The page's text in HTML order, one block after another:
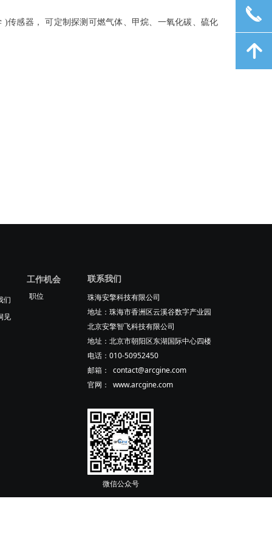
)传感器， 可定制探测可燃气体、甲烷、一氧化碳、硫化
珠海安擎科技有限公司
地址：珠海市香洲区云溪谷数字产业园
北京安擎智飞科技有限公司
地址：北京市朝阳区东湖国际中心四楼
电话：010-50952450
邮箱： contact@arcgine.com
官网： www.arcgine.com
联系我们
职位
工作机会
微信公众号
们
见
끅
녕